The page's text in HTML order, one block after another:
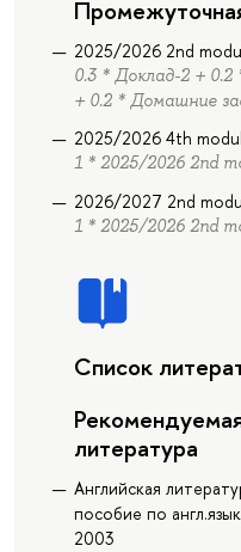
2025/2026 2nd
0.3 * Доклад-2 +
+ 0.2 * Домашние
2025/2026 4th
1 * 2025/2026 2nd
2026/2027 2nd
1 * 2025/2026 2nd
Список
литература
Английская
пособие по
2003